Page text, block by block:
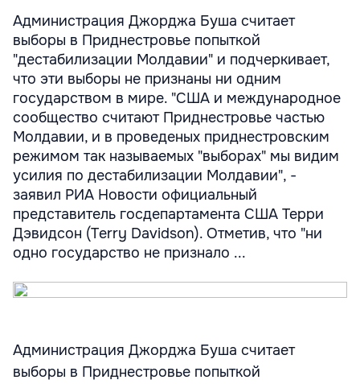
Администрация Джорджа Буша считает
выборы в Приднестровье попыткой
"дестабилизации Молдавии" и подчеркивает,
что эти выборы не признаны ни одним
государством в мире. "США и международное
сообщество считают Приднестровье частью
Молдавии, и в проведеных приднестровским
режимом так называемых "выборах" мы видим
усилия по дестабилизации Молдавии", -
заявил РИА Новости официальный
представитель госдепартамента США Терри
Дэвидсон (Terry Davidson). Отметив, что "ни
одно государство не признало ...
Администрация Джорджа Буша считает
выборы в Приднестровье попыткой